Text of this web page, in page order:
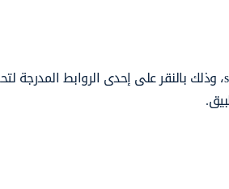
، وذلك بالنقر على إحدى الروابط المدرجة